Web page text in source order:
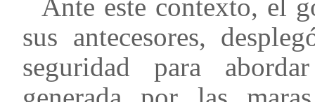
Ante este contexto, el
sus antecesores,
seguridad para